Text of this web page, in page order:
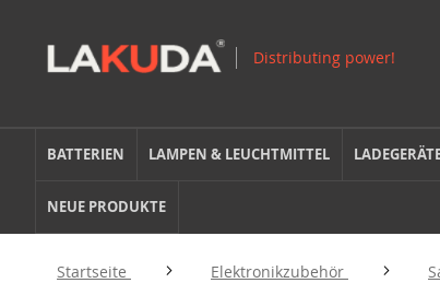
BATTERIEN LAMPEN & LEUCHTMITTEL
NEUE PRODUKTE
Startseite Elektronikzubehör